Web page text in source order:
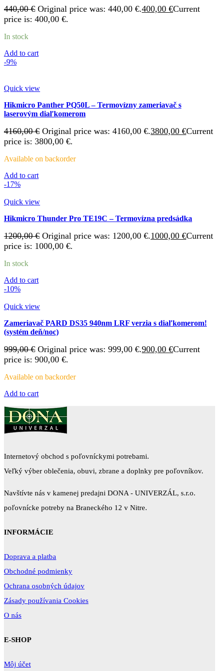
440,00€ Original price was: 440,00 €.400,00 €Current
price is: 400,00 €.
In stock
Add to cart
-9%
Quick view
Hikmicro Panther PQ50L – Termovízny zameriavač s
laserovým diaľkomerom
4160,00€ Original price was: 4160,00 €.3800,00 €Current
price is: 3800,00 €.
Available on backorder
Add to cart
-17%
Quick view
Hikmicro Thunder Pro TE19C – Termovízna predsádka
1200,00€ Original price was: 1200,00 €.1000,00 €Current
price is: 1000,00 €.
In stock
Add to cart
-10%
Quick view
Zameriavač PARD DS35 940nm LRF verzia s diaľkomerom!
(systém deň/noc)
999,00€ Original price was: 999,00 €.900,00 €Current
price is: 900,00 €.
Available on backorder
Add to cart
Internetový obchod s poľovníckymi potrebami.
Veľký výber oblečenia, obuvi, zbrane a doplnky pre poľovníkov.
Navštívte nás v kamenej predajni DONA - UNIVERZÁL, s.r.o.
poľovnícke potreby na Braneckého 12 v Nitre.
INFORMÁCIE
Doprava a platba
Obchodné podmienky
Ochrana osobných údajov
Zásady používania Cookies
O nás
E-SHOP
Môj účet